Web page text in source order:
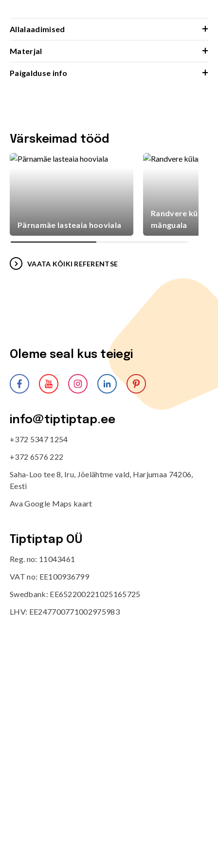
Allalaadimised +
Materjal +
Paigalduse info +
Värskeimad tööd
Pärnamäe lasteaia hooviala
Randvere
mänguala
VAATA KÕIKI REFERENTSE
Oleme seal kus teiegi
info@tiptiptap.ee
+372 5347 1254
+372 6576 222
Saha-Loo tee 8, Iru, Jõelähtme vald, Harjumaa 74206,
Eesti
Ava Google Maps kaart
Tiptiptap OÜ
Reg. no: 11043461
VAT no: EE100936799
Swedbank: EE652200221025165725
LHV: EE247700771002975983